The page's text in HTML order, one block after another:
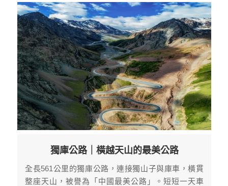
獨庫公路｜橫越天山的最美公路
全長561公里的獨庫公路，連接獨山子與庫車，橫貫
整座天山，被譽為「中國最美公路」。短短一天車